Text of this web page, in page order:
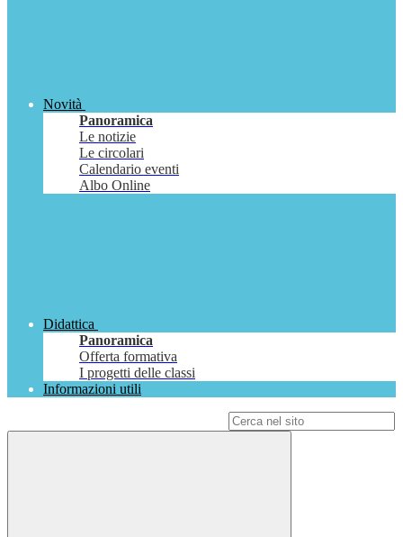
Novità
Panoramica
Le notizie
Le circolari
Calendario eventi
Albo Online
Didattica
Panoramica
Offerta formativa
I progetti delle classi
Informazioni utili